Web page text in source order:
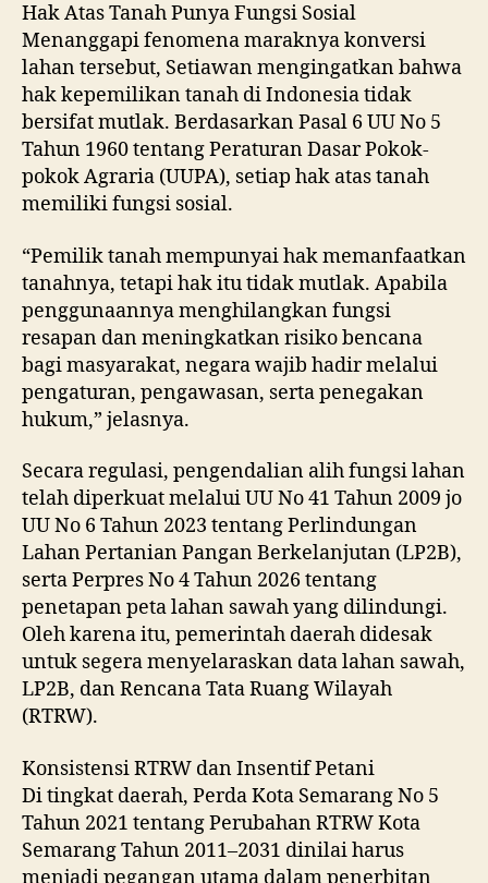
Hak Atas Tanah Punya Fungsi Sosial
Menanggapi fenomena maraknya konversi
lahan tersebut, Setiawan mengingatkan bahwa
hak kepemilikan tanah di Indonesia tidak
bersifat mutlak. Berdasarkan Pasal 6 UU No 5
Tahun 1960 tentang Peraturan Dasar Pokok-
pokok Agraria (UUPA), setiap hak atas tanah
memiliki fungsi sosial.
“Pemilik tanah mempunyai hak memanfaatkan
tanahnya, tetapi hak itu tidak mutlak. Apabila
penggunaannya menghilangkan fungsi
resapan dan meningkatkan risiko bencana
bagi masyarakat, negara wajib hadir melalui
pengaturan, pengawasan, serta penegakan
hukum,” jelasnya.
Secara regulasi, pengendalian alih fungsi lahan
telah diperkuat melalui UU No 41 Tahun 2009 jo
UU No 6 Tahun 2023 tentang Perlindungan
Lahan Pertanian Pangan Berkelanjutan (LP2B),
serta Perpres No 4 Tahun 2026 tentang
penetapan peta lahan sawah yang dilindungi.
Oleh karena itu, pemerintah daerah didesak
untuk segera menyelaraskan data lahan sawah,
LP2B, dan Rencana Tata Ruang Wilayah
(RTRW).
Konsistensi RTRW dan Insentif Petani
Di tingkat daerah, Perda Kota Semarang No 5
Tahun 2021 tentang Perubahan RTRW Kota
Semarang Tahun 2011–2031 dinilai harus
menjadi pegangan utama dalam penerbitan